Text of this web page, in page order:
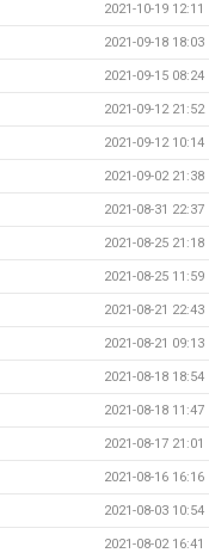
2021-10-19 12:11
2021-09-18 18:03
2021-09-15 08:24
2021-09-12 21:52
2021-09-12 10:14
2021-09-02 21:38
2021-08-31 22:37
2021-08-25 21:18
2021-08-25 11:59
2021-08-21 22:43
2021-08-21 09:13
2021-08-18 18:54
2021-08-18 11:47
2021-08-17 21:01
2021-08-16 16:16
2021-08-03 10:54
2021-08-02 16:41